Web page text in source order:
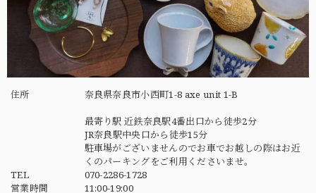
住所 奈良県奈良市小西町1-8 axe unit 1-B
最寄り駅 近鉄奈良駅4番出口から徒歩2分
JR奈良駅中央口から徒歩15分
駐車場がございませんのでお車でお越しの際はお近
くのパーキングをご利用くださいませ。
TEL
070-2286-1728
営業時間
11:00-19:00